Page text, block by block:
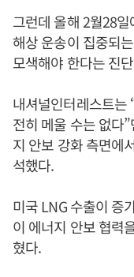
그런데 올해 2월28
해상 운송이 집중되
모색해야 한다는 진
내셔널인터레스트는
전히 메울 수는 없다
지 안보 강화 측면에
석했다.
미국 LNG 수출이 증
이 에너지 안보 협력
혔다.